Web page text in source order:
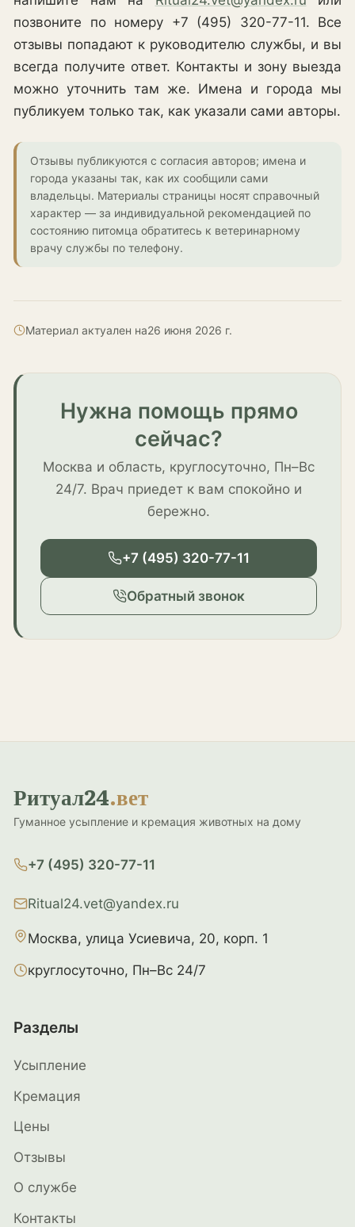
позвоните по номеру +7 (495) 320-77-11. Все
отзывы попадают к руководителю службы, и вы
всегда получите ответ. Контакты и зону выезда
можно уточнить там же. Имена и города мы
публикуем только так, как указали сами авторы.
Отзывы публикуются с согласия авторов; имена и
города указаны так, как их сообщили сами
владельцы. Материалы страницы носят справочный
характер — за индивидуальной рекомендацией по
состоянию питомца обратитесь к ветеринарному
врачу службы по телефону.
Материал актуален на26 июня 2026 г.
Нужна помощь прямо
сейчас?
Москва и область, круглосуточно, Пн–Вс
24/7. Врач приедет к вам спокойно и
бережно.
+7 (495) 320-77-11
Обратный звонок
Ритуал24.вет
Гуманное усыпление и кремация животных на дому
+7 (495) 320-77-11
Ritual24.vet@yandex.ru
Москва, улица Усиевича, 20, корп. 1
круглосуточно, Пн–Вс 24/7
Разделы
Усыпление
Кремация
Цены
Отзывы
О службе
Контакты